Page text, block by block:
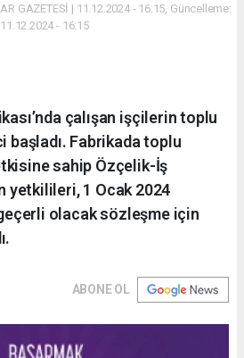
GAZETESİ | 11.12.2024 - 16:15, Güncelleme:
11.12.2024 - 16:15
çalışan işçilerin toplu
başladı. Fabrikada toplu
sahip Özçelik-İş
yetkilileri, 1 Ocak 2024
olacak sözleşme için
ABONE OL